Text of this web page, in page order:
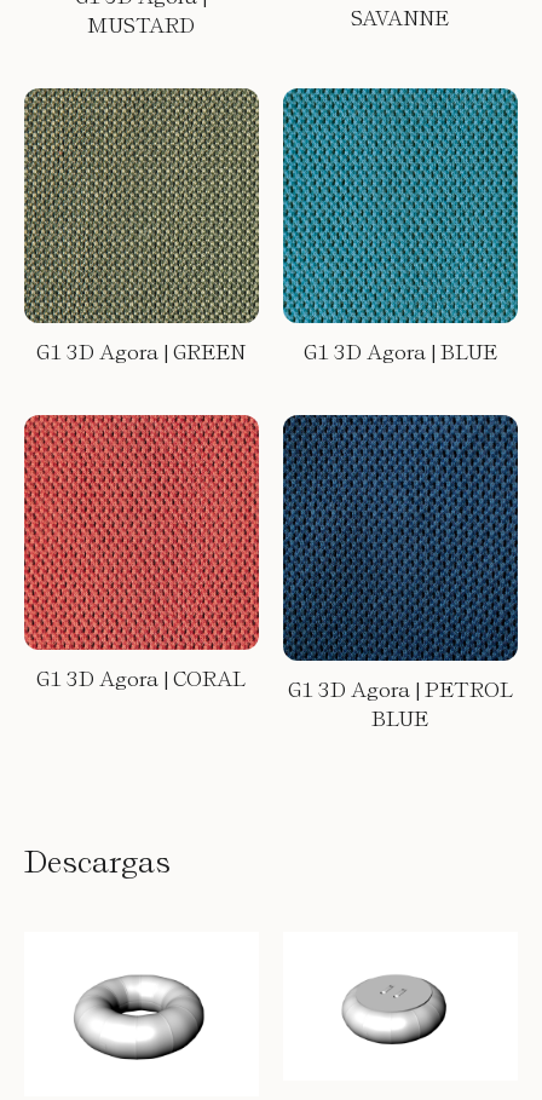
MUSTARD
SAVANNE
G1 3D Agora | GREEN G1 3D Agora | BLUE
G1 3D Agora | CORAL
G1 3D Agora | PETROL
BLUE
Descargas